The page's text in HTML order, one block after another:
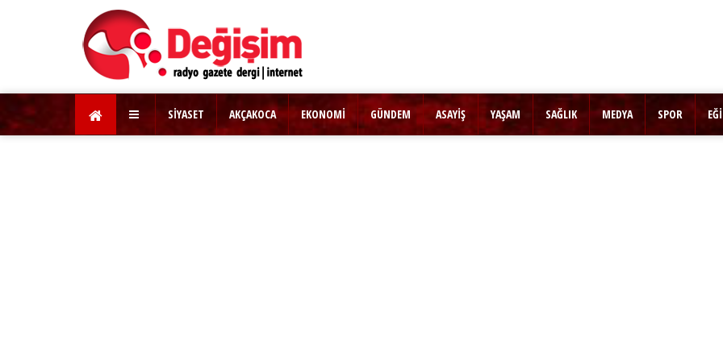
SİYASET AKÇAKOCA EKONOMİ GÜNDEM ASAYİŞ YAŞAM SAĞLIK MEDYA SPOR